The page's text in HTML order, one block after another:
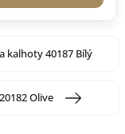
kalhoty 40187 Bílý
Olive